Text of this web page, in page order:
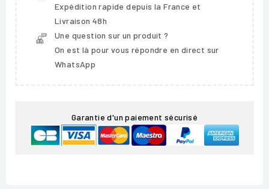
Expédition rapide depuis la France et
Livraison 48h
Une question sur un produit ?
On est là pour vous répondre en direct sur
WhatsApp
Garantie d'un paiement sécurisé